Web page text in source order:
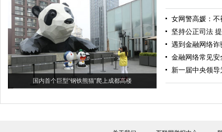
国内首个巨型“钢铁熊猫”爬上成都高楼
女网警高媛：
坚持公正司法
遇到金融网络诈
金融网络常见安
新一届中央领导